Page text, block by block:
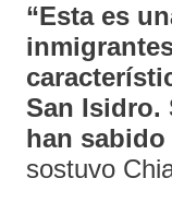
“Esta es
San Isidro.
han
sostuvo